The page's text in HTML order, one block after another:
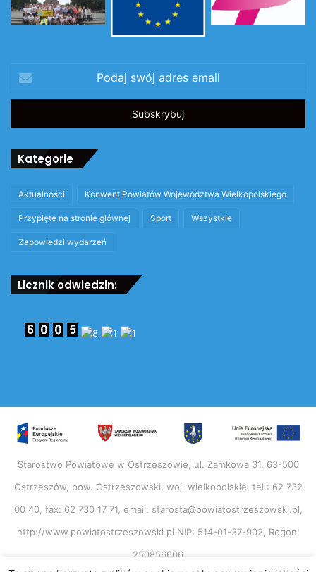
swój
adres
Kategorie
Aktualności Konwent Powiatów Województwa Wielkopolskiego
Przypięte na stronie głównej Sport Wszystkie
Zapowiedzi wydarzeń
Licznik odwiedzin:
Starostwo Powiatowe w Ostrzeszowie, ul. Zamkowa 31, 63-500
Ostrzeszów, pow. Ostrzeszowski, woj. wielkopolskie, tel.: 62 732
00 40, fax: 62 730 17 71, email: starosta@powiatostrzeszowski.pl,
http://www.powiatostrzeszowski.pl NIP: 514-01-37-902, Regon:
250856606